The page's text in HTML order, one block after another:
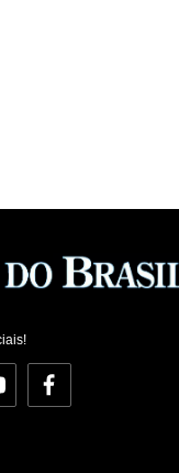
Facebook